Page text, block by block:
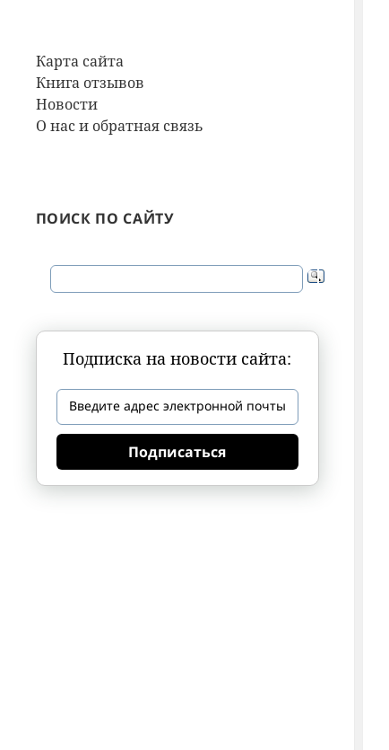
Карта сайта
Книга отзывов
Новости
О нас и обратная связь
ПОИСК ПО САЙТУ
Подписка на новости сайта:
Подписаться